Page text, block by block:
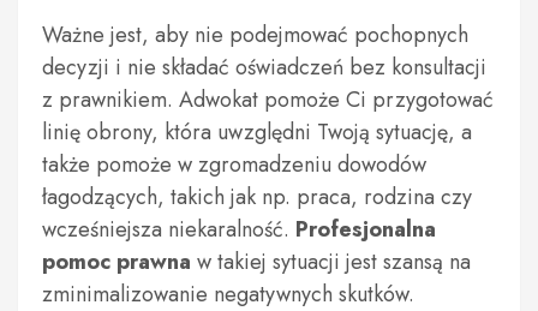
Ważne jest, aby nie podejmować pochopnych
decyzji i nie składać oświadczeń bez konsultacji
z prawnikiem. Adwokat pomoże Ci przygotować
linię obrony, która uwzględni Twoją sytuację, a
także pomoże w zgromadzeniu dowodów
łagodzących, takich jak np. praca, rodzina czy
wcześniejsza niekaralność. Profesjonalna
pomoc prawna w takiej sytuacji jest szansą na
zminimalizowanie negatywnych skutków.